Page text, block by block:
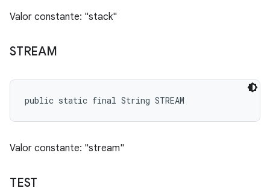
Valor constante: "stack"
STREAM
public static final String STREAM
Valor constante: "stream"
TEST